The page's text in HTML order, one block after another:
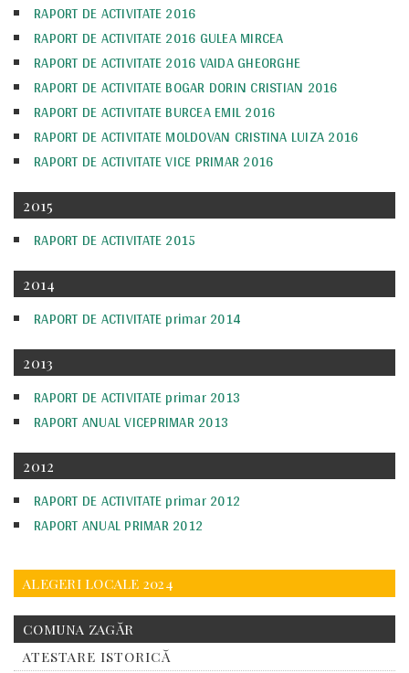
RAPORT DE ACTIVITATE 2016
RAPORT DE ACTIVITATE 2016 GULEA MIRCEA
RAPORT DE ACTIVITATE 2016 VAIDA GHEORGHE
RAPORT DE ACTIVITATE BOGAR DORIN CRISTIAN 2016
RAPORT DE ACTIVITATE BURCEA EMIL 2016
RAPORT DE ACTIVITATE MOLDOVAN CRISTINA LUIZA 2016
RAPORT DE ACTIVITATE VICE PRIMAR 2016
2015
RAPORT DE ACTIVITATE 2015
2014
RAPORT DE ACTIVITATE primar 2014
2013
RAPORT DE ACTIVITATE primar 2013
RAPORT ANUAL VICEPRIMAR 2013
2012
RAPORT DE ACTIVITATE primar 2012
RAPORT ANUAL PRIMAR 2012
ALEGERI LOCALE 2024
COMUNA ZAGĂR
ATESTARE ISTORICĂ